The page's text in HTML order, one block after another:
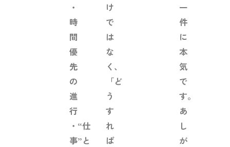
・
時
間
優
先
の
進
行
・“仕
事”と
け
で
は
な
く、
「ど
う
す
れ
ば
一
件
に
本
気
で
す。
あ
し
が